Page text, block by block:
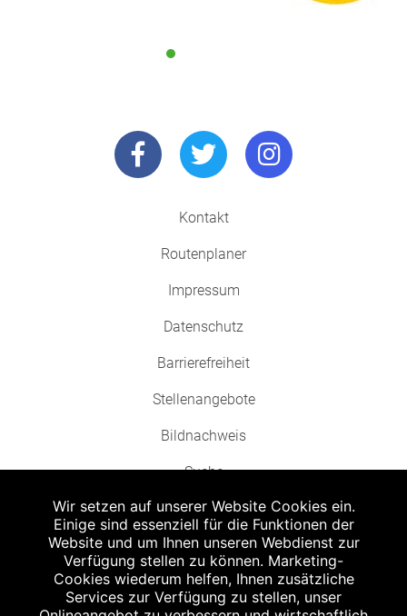
Kontakt
Routenplaner
Impressum
Datenschutz
Barrierefreiheit
Stellenangebote
Bildnachweis
Suche
Abgabe in haushaltsüblichen Mengen, solange der Vorrat reicht. Für Druck-
und Satzfehler keine Haftung.
Wir setzen auf unserer Website Cookies ein.
Einige sind essenziell für die Funktionen der
Website und um Ihnen unseren Webdienst zur
Verfügung stellen zu können. Marketing-
Cookies wiederum helfen, Ihnen zusätzliche
Services zur Verfügung zu stellen, unser